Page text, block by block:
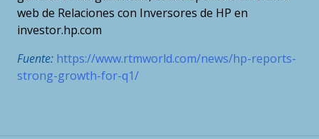
web de Relaciones con Inversores de HP en
investor.hp.com
Fuente: https://www.rtmworld.com/news/hp-reports-
strong-growth-for-q1/